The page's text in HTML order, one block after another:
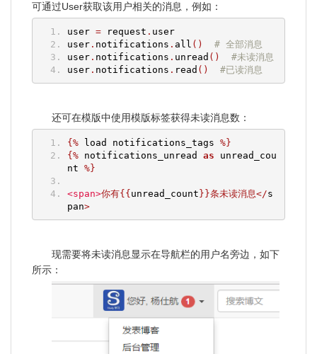
可通过User获取该用户相关的消息，例如：
user = request . user
user. notifications . all ()
# 全部消息
user. notifications . unread ()
#未读消息
user. notifications . read () #已读消息
还可在模版中使用模版标签获得未读消息数：
{% load notifications_tags %}
{% notifications_unread as unread_cou
nt %}
<span>你有{{ unread_count }}条未读消息</s
pan>
现需要将未读消息显示在导航栏的用户名旁边，如下
所示：